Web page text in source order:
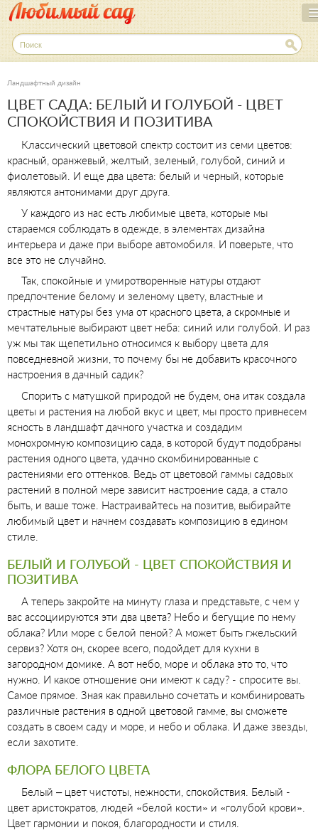
Перейти
к
содержанию
П
о
и
к
Ландшафтный дизайн
ЦВЕТ САДА: БЕЛЫЙ И ГОЛУБОЙ - ЦВЕТ
СПОКОЙСТВИЯ И ПОЗИТИВА
Классический цветовой спектр состоит из семи цветов:
красный, оранжевый, желтый, зеленый, голубой, синий и
фиолетовый. И еще два цвета: белый и черный, которые
являются антонимами друг друга.
У каждого из нас есть любимые цвета, которые мы
стараемся соблюдать в одежде, в элементах дизайна
интерьера и даже при выборе автомобиля. И поверьте, что
все это не случайно.
Так, спокойные и умиротворенные натуры отдают
предпочтение белому и зеленому цвету, властные и
страстные натуры без ума от красного цвета, а скромные и
мечтательные выбирают цвет неба: синий или голубой. И раз
уж мы так щепетильно относимся к выбору цвета для
повседневной жизни, то почему бы не добавить красочного
настроения в дачный садик?
Спорить с матушкой природой не будем, она итак создала
цветы и растения на любой вкус и цвет, мы просто привнесем
ясность в ландшафт дачного участка и создадим
монохромную композицию сада, в которой будут подобраны
растения одного цвета, удачно скомбинированные с
растениями его оттенков. Ведь от цветовой гаммы садовых
растений в полной мере зависит настроение сада, а стало
быть, и ваше тоже. Настраивайтесь на позитив, выбирайте
любимый цвет и начнем создавать композицию в едином
стиле.
БЕЛЫЙ И ГОЛУБОЙ - ЦВЕТ СПОКОЙСТВИЯ И
ПОЗИТИВА
А теперь закройте на минуту глаза и представьте, с чем у
вас ассоциируются эти два цвета? Небо и бегущие по нему
облака? Или море с белой пеной? А может быть гжельский
сервиз? Хотя он, скорее всего, подойдет для кухни в
загородном домике. А вот небо, море и облака это то, что
нужно. И какое отношение они имеют к саду? - спросите вы.
Самое прямое. Зная как правильно сочетать и комбинировать
различные растения в одной цветовой гамме, вы сможете
создать в своем саду и море, и небо и облака. И даже звезды,
если захотите.
ФЛОРА БЕЛОГО ЦВЕТА
Белый – цвет чистоты, нежности, спокойствия. Белый -
цвет аристократов, людей «белой кости» и «голубой крови».
Цвет гармонии и покоя, благородности и стиля.